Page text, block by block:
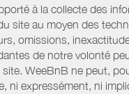
à la collecte des
site au moyen des
omissions,
de notre volonté
site. WeeBnB ne peut,
ni expressément, ni